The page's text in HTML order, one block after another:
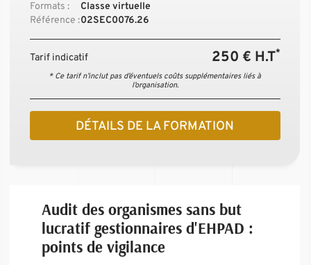
Formats :
Classe virtuelle
Référence :02SEC0076.26
Tarif indicatif 250 € H.T*
* Ce tarif n’inclut pas d’éventuels coûts supplémentaires liés à
l’organisation.
DÉTAILS DE LA FORMATION
Audit des organismes sans but
lucratif gestionnaires d'EHPAD :
points de vigilance